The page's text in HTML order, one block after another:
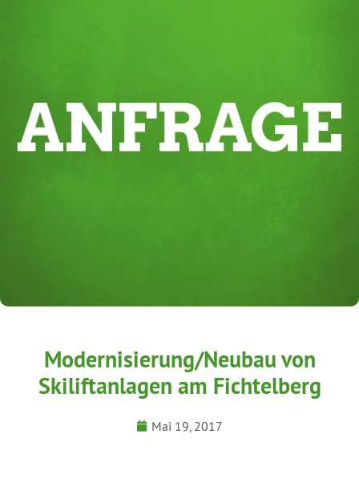
Modernisierung/Neubau von
Skiliftanlagen am Fichtelberg
Mai 19, 2017